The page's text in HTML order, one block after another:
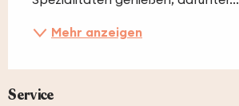
Mehr anzeigen
Service